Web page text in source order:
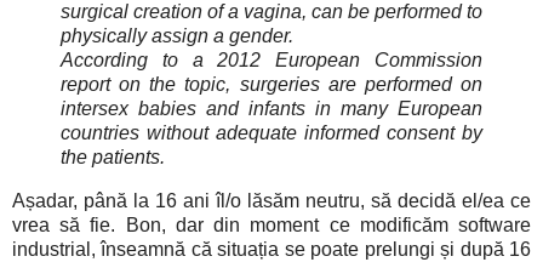
surgical creation of a vagina, can be performed to
physically assign a gender.
According to a 2012 European Commission
report on the topic, surgeries are performed on
intersex babies and infants in many European
countries without adequate informed consent by
the patients.
Așadar, până la 16 ani îl/o lăsăm neutru, să decidă el/ea ce
vrea să fie. Bon, dar din moment ce modificăm software
industrial, înseamnă că situația se poate prelungi și după 16